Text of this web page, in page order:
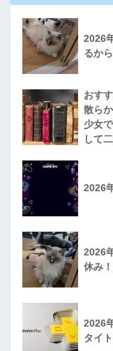
2026
るか
おす
散ら
少女
して
2026
2026
休み
2026
タイ